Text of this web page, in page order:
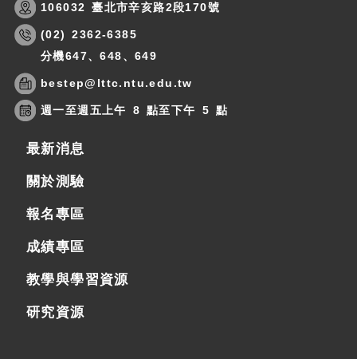
106032 臺北市辛亥路2段170號
(02) 2362-6385
分機647、648、649
bestep@lttc.ntu.edu.tw
週一至週五上午 8 點至下午 5 點
最新消息
關於測驗
報名專區
成績專區
教學與學習資源
研究資源